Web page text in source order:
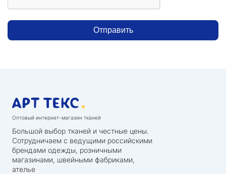
Отправить
Оптовый интернет-магазин тканей
Большой выбор тканей и честные цены.
Сотрудничаем с ведущими российскими
брендами одежды, розничными
магазинами, швейными фабриками,
ателье